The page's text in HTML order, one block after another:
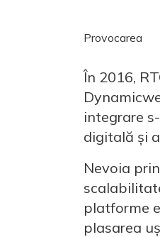
Provocarea
În 2016,
integrare
digitală și
Nevoia
platforme
plasarea